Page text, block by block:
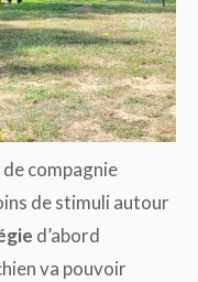
compagnie
de stimuli autour
d’abord
va pouvoir